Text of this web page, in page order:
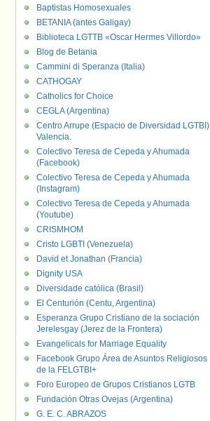
Baptistas Homosexuales
BETANIA (antes Galigay)
Biblioteca LGTTB «Oscar Hermes Villordo»
Blog de Betania
Cammini di Speranza (Italia)
CATHOGAY
Catholics for Choice
CEGLA (Argentina)
Centro Arrupe (Espacio de Diversidad LGTBI)
Valencia.
Colectivo Teresa de Cepeda y Ahumada
(Facebook)
Colectivo Teresa de Cepeda y Ahumada
(Instagram)
Colectivo Teresa de Cepeda y Ahumada
(Youtube)
CRISMHOM
Cristo LGBTI (Venezuela)
David et Jonathan (Francia)
Dignity USA
Diversidade católica (Brasil)
El Centurión (Centu, Argentina)
Esperanza Grupo Cristiano de la sociación
Jerelesgay (Jerez de la Frontera)
Evangelicals for Marriage Equality
Facebook Grupo Área de Asuntos Religiosos
de la FELGTBI+
Foro Europeo de Grupos Cristianos LGTB
Fundación Otras Ovejas (Argentina)
G. E. C. ABRAZOS